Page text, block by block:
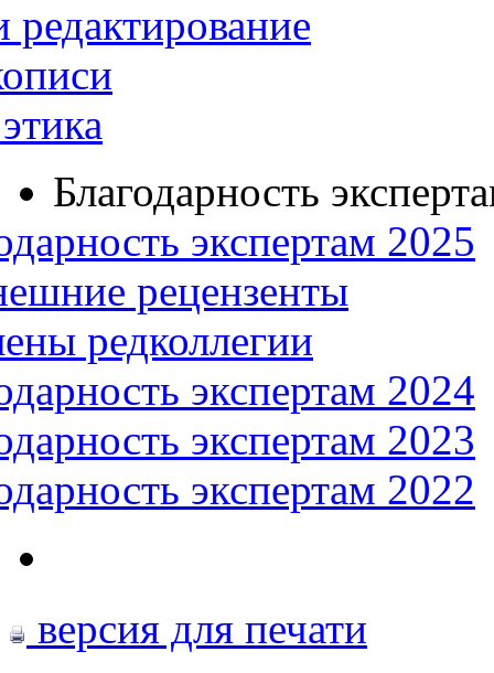
редактирование
Благодарность
экспертам 2025
рецензенты
редколлегии
экспертам 2024
экспертам 2023
экспертам 2022
версия для печати